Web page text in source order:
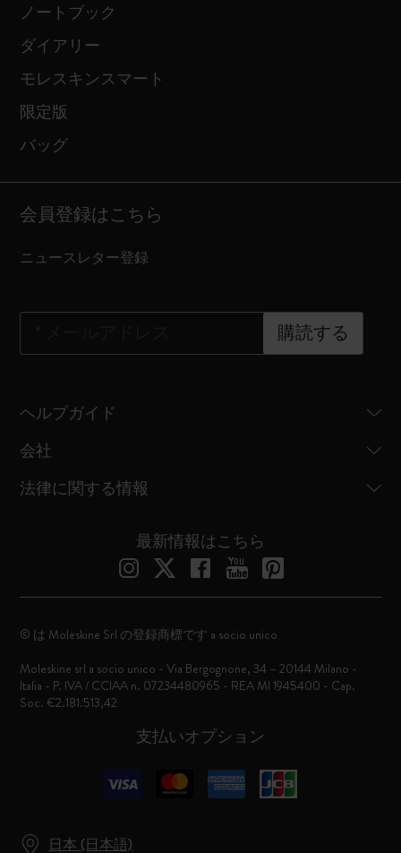
ノートブック
ダイアリー
モレスキンスマート
限定版
バッグ
会員登録はこちら
ニュースレター登録
購読する
ヘルプガイド
会社
法律に関する情報
最新情報はこちら
日本 (日本語)
支払いオプション
© は Moleskine Srl の登録商標です a socio unico
Moleskine srl a socio unico - Via Bergognone, 34 – 20144 Milano -
Italia - P. IVA / CCIAA n. 07234480965 - REA MI 1945400 - Cap.
Soc. €2.181.513,42